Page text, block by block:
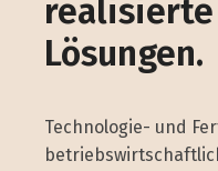
realisierte
Lösungen.
Technologie- und